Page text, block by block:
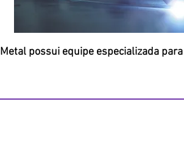
Metal possui equipe especializada